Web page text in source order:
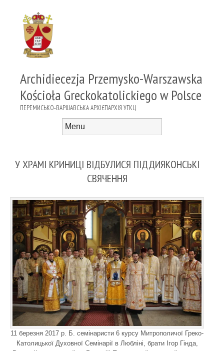
Archidiecezja Przemysko-Warszawska
Kościoła Greckokatolickiego w Polsce
ПЕРЕМИСЬКО-ВАРШАВСЬКА АРХІЄПАРХІЯ УГКЦ
У ХРАМІ КРИНИЦІ ВІДБУЛИСЯ ПІДДИЯКОНСЬКІ
СВЯЧЕННЯ
11 березня 2017 р. Б. семінаристи 6 курсу Митрополичої Греко-
Католицької Духовної Семінарії в Любліні, брати Ігор Гінда,